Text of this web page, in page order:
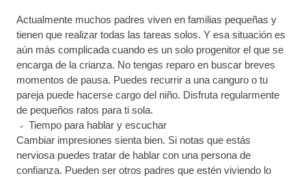
Actualmente muchos padres viven en familias pequeñas y
tienen que realizar todas las tareas solos. Y esa situación es
aún más complicada cuando es un solo progenitor el que se
encarga de la crianza. No tengas reparo en buscar breves
momentos de pausa. Puedes recurrir a una canguro o tu
pareja puede hacerse cargo del niño. Disfruta regularmente
de pequeños ratos para ti sola.
Tiempo para hablar y escuchar
Cambiar impresiones sienta bien. Si notas que estás
nerviosa puedes tratar de hablar con una persona de
confianza. Pueden ser otros padres que estén viviendo lo